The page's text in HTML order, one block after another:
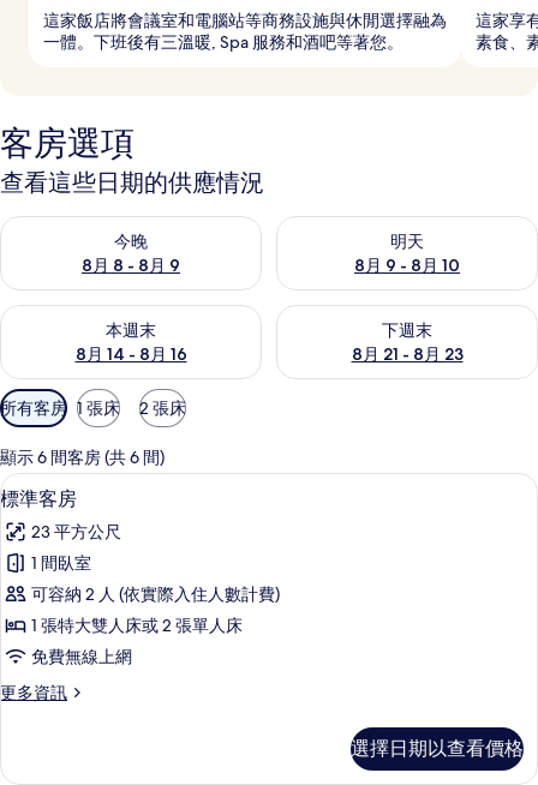
這家飯店將會議室和電腦站等商務設施與休閒選擇融為
一體。下班後有三溫暖, Spa 服務和酒吧等著您。
這家享
素食、
客房選項
查看這些日期的供應情況
今晚
8月 8 - 8月 9
查看今晚 (8月 8 - 8月 9) 的供應情況
明天
8月 9 - 8月 10
查看明天 (8月 9 - 8月 10) 的供
本週末
8月 14 - 8月 16
查看本週末 (8月 14 - 8月 16) 的供應情況
下週末
8月 21 - 8月 23
查看下週末 (8月 21 - 8月 23)
可
用
的
客
房
篩
選
條
所有客房 1 張床 2 張床
顯示 6 間客房 (共 6 間)
顯
示
標
準
客
房
的
所
相
標準客房 | 羽絨被、迷你吧、客房內保
13
標準客房
23 平方公尺
1 間臥室
可容納 2 人 (依實際入住人數計費)
1 張特大雙人床或 2 張單人床
免費無線上網
更多資訊
更
客
選擇日期以查看價格